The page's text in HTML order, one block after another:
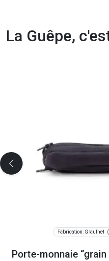
La Guêpe,
Fabrication: Graulhet
Porte-monnaie